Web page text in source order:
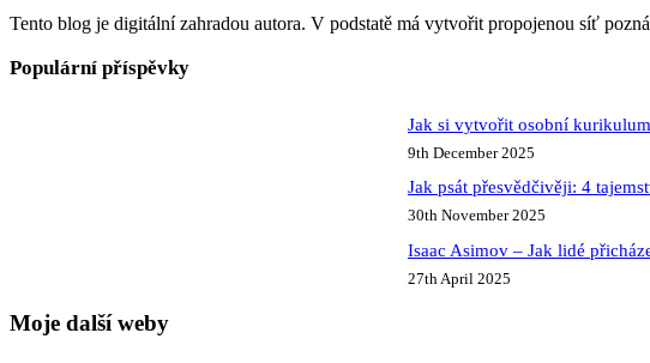
Tento blog je digitální zahradou autora. V podstatě má vytvořit propojenou síť
Populární příspěvky
Jak si vytvořit osobní kurikulum
9th December 2025
Jak psát přesvědčivěji: 4
30th November 2025
Isaac Asimov – Jak lidé
27th April 2025
Moje další weby